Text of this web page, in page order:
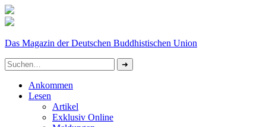
Das Magazin der Deutschen Buddhistischen Union
Ankommen
Lesen
Artikel
Exklusiv Online